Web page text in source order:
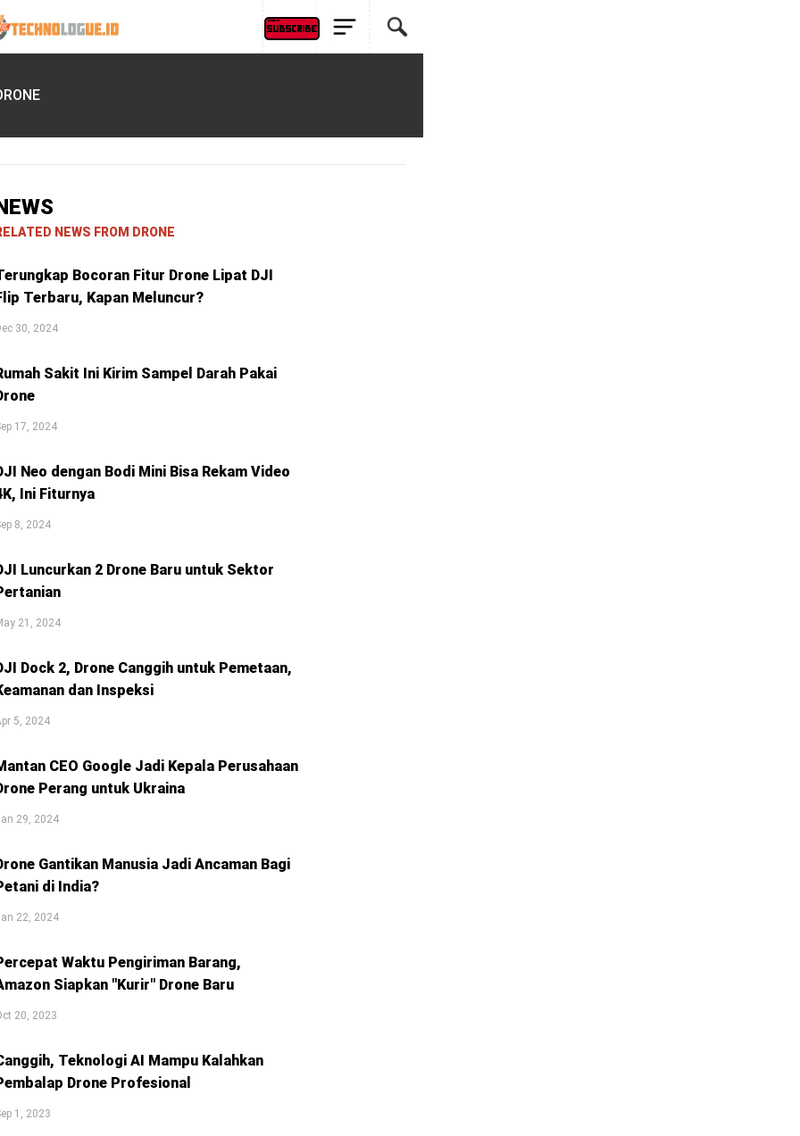
NEWS FROM DRONE
Bocoran Fitur Drone Lipat DJI
Terbaru, Kapan Meluncur?
30, 2024
Sakit Ini Kirim Sampel Darah Pakai
17, 2024
Neo dengan Bodi Mini Bisa Rekam Video
Ini Fiturnya
8, 2024
Luncurkan 2 Drone Baru untuk Sektor
21, 2024
Dock 2, Drone Canggih untuk Pemetaan,
dan Inspeksi
5, 2024
CEO Google Jadi Kepala Perusahaan
Perang untuk Ukraina
29, 2024
Gantikan Manusia Jadi Ancaman Bagi
di India?
22, 2024
Waktu Pengiriman Barang,
Siapkan "Kurir" Drone Baru
20, 2023
Teknologi AI Mampu Kalahkan
Drone Profesional
1, 2023